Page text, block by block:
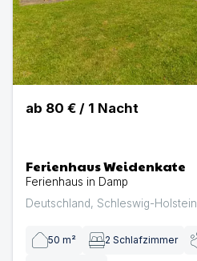
ab 80 € / 1 Nacht
Ferienhaus Weidenkate
Ferienhaus in Damp
Deutschland, Schleswig-Holstein
50 m² 2 Schlafzimmer